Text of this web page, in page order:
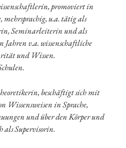
promoviert in
mehrsprachig, u.a. tätig als
Seminarleiterin und als
v.a. wissenschaftliche
und Wissen.
beschäftigt sich mit
in Sprache,
und über den Körper und
als Supervisorin.